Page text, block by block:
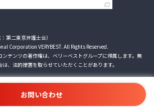
お問い合わせ
第二東京弁護士会）
Corporation VERYBEST. All Rights Reserved.
テンツの著作権は、ベリーベストグループに帰属します。無
、法的措置を取らせていただくことがあります。